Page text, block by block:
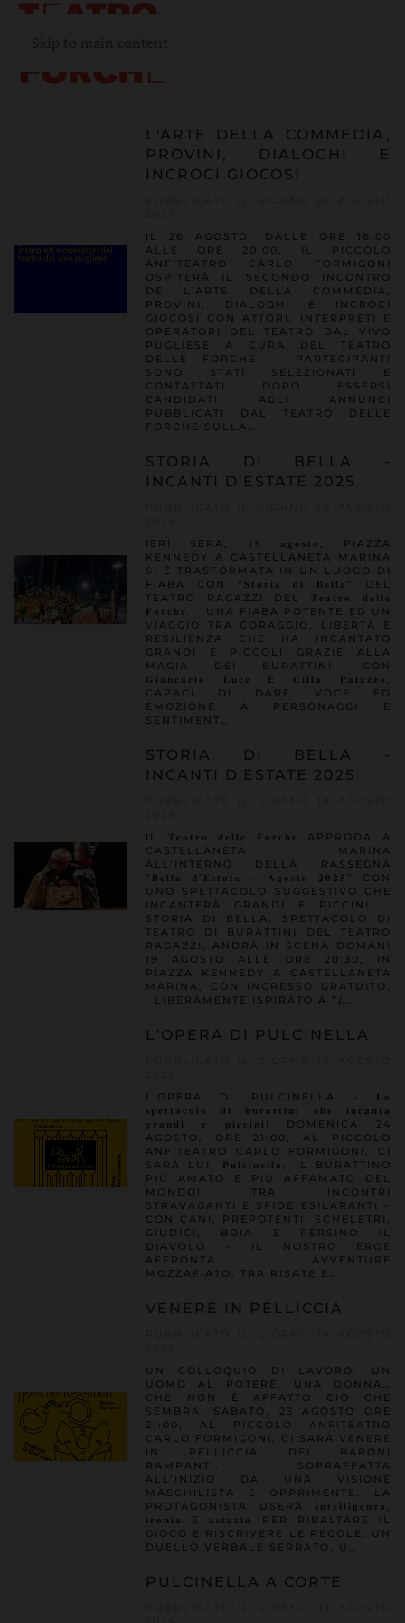
L'ARTE DELLA COMMEDIA,
PROVINI, DIALOGHI E
INCROCI GIOCOSI
IL 26 AGOSTO, DALLE ORE 16:00
ALLE ORE 20:00, IL PICCOLO
ANFITEATRO CARLO FORMIGONI
OSPITERÀ IL SECONDO INCONTRO
DE L'ARTE DELLA COMMEDIA,
PROVINI, DIALOGHI E INCROCI
GIOCOSI CON ATTORI, INTERPRETI E
OPERATORI DEL TEATRO DAL VIVO
PUGLIESE A CURA DEL TEATRO
DELLE FORCHE. I PARTECIPANTI
SONO STATI SELEZIONATI E
CONTATTATI DOPO ESSERSI
CANDIDATI AGLI ANNUNCI
PUBBLICATI DAL TEATRO DELLE
FORCHE SULLA…
STORIA DI BELLA -
INCANTI D'ESTATE 2025
IERI SERA, 𝟏𝟗 𝐚𝐠𝐨𝐬𝐭𝐨, PIAZZA
KENNEDY A CASTELLANETA MARINA
SI È TRASFORMATA IN UN LUOGO DI
FIABA CON “𝐒𝐭𝐨𝐫𝐢𝐚 𝐝𝐢 𝐁𝐞𝐥𝐥𝐚” DEL
TEATRO RAGAZZI DEL 𝐓𝐞𝐚𝐭𝐫𝐨 𝐝𝐞𝐥𝐥𝐞
𝐅𝐨𝐫𝐜𝐡𝐞. UNA FIABA POTENTE ED UN
VIAGGIO TRA CORAGGIO, LIBERTÀ E
RESILIENZA CHE HA INCANTATO
GRANDI E PICCOLI GRAZIE ALLA
MAGIA DEI BURATTINI, CON
𝐆𝐢𝐚𝐧𝐜𝐚𝐫𝐥𝐨 𝐋𝐮𝐜𝐞 E 𝐂𝐢𝐥𝐥𝐚 𝐏𝐚𝐥𝐚𝐳𝐳𝐨,
CAPACI DI DARE VOCE ED
EMOZIONE A PERSONAGGI E
SENTIMENT…
STORIA DI BELLA -
INCANTI D'ESTATE 2025
IL 𝐓𝐞𝐚𝐭𝐫𝐨 𝐝𝐞𝐥𝐥𝐞 𝐅𝐨𝐫𝐜𝐡𝐞 APPRODA A
CASTELLANETA MARINA
ALL’INTERNO DELLA RASSEGNA
“𝐁𝐞𝐥𝐥𝐚 𝐝’𝐄𝐬𝐭𝐚𝐭𝐞 – 𝐀𝐠𝐨𝐬𝐭𝐨 𝟐𝟎𝟐𝟓” CON
UNO SPETTACOLO SUGGESTIVO CHE
INCANTERÀ GRANDI E PICCINI.
STORIA DI BELLA, SPETTACOLO DI
TEATRO DI BURATTINI DEL TEATRO
RAGAZZI, ANDRÀ IN SCENA DOMANI
19 AGOSTO ALLE ORE 20:30, IN
PIAZZA KENNEDY A CASTELLANETA
MARINA, CON INGRESSO GRATUITO.
LIBERAMENTE ISPIRATO A “𝐿…
L'OPERA DI PULCINELLA
L'OPERA DI PULCINELLA - 𝐋𝐨
𝐬𝐩𝐞𝐭𝐭𝐚𝐜𝐨𝐥𝐨 𝐝𝐢 𝐛𝐮𝐫𝐚𝐭𝐭𝐢𝐧𝐢 𝐜𝐡𝐞 𝐢𝐧𝐜𝐚𝐧𝐭𝐚
𝐠𝐫𝐚𝐧𝐝𝐢 𝐞 𝐩𝐢𝐜𝐜𝐢𝐧𝐢! DOMENICA 24
AGOSTO, ORE 21:00, AL PICCOLO
ANFITEATRO CARLO FORMIGONI, CI
SARÀ LUI, 𝐏𝐮𝐥𝐜𝐢𝐧𝐞𝐥𝐥𝐚, IL BURATTINO
PIÙ AMATO E PIÙ AFFAMATO DEL
MONDO! TRA INCONTRI
STRAVAGANTI E SFIDE ESILARANTI –
CON CANI, PREPOTENTI, SCHELETRI,
GIUDICI, BOIA E PERSINO IL
DIAVOLO – IL NOSTRO EROE
AFFRONTA AVVENTURE
MOZZAFIATO, TRA RISATE E…
VENERE IN PELLICCIA
UN COLLOQUIO DI LAVORO. UN
UOMO AL POTERE. UNA DONNA…
CHE NON È AFFATTO CIÒ CHE
SEMBRA. SABATO, 23 AGOSTO ORE
21:00, AL PICCOLO ANFITEATRO
CARLO FORMIGONI, CI SARÀ VENERE
IN PELLICCIA DEI BARONI
RAMPANTI. SOPRAFFATTA
ALL’INIZIO DA UNA VISIONE
MASCHILISTA E OPPRIMENTE, LA
PROTAGONISTA USERÀ 𝐢𝐧𝐭𝐞𝐥𝐥𝐢𝐠𝐞𝐧𝐳𝐚,
𝐢𝐫𝐨𝐧𝐢𝐚 E 𝐚𝐬𝐭𝐮𝐳𝐢𝐚 PER RIBALTARE IL
GIOCO E RISCRIVERE LE REGOLE. UN
DUELLO VERBALE SERRATO, U…
PULCINELLA A CORTE